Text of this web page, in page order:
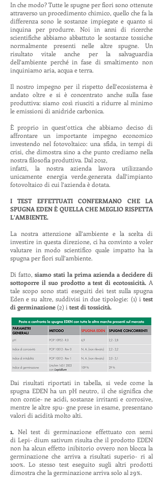
In che modo? Tutte le spugne per fiori sono ottenute
attraverso un procedimento chimico, quello che fa la
differenza sono le sostanze impiegate e quanto si
inquina per produrre. Noi in anni di ricerche
scientifiche abbiamo abbattuto le sostanze tossiche
normalmente presenti nelle altre spugne. Un
risultato vitale anche per la salvaguardia
dell’ambiente perché in fase di smaltimento non
inquiniamo aria, acqua e terra.
Il nostro impegno per il rispetto dell’ecosistema è
andato oltre e si è concentrato anche sulla fase
produttiva: siamo così riusciti a ridurre al minimo
le emissioni di anidride carbonica.
È proprio in quest’ottica che abbiamo deciso di
affrontare un importante impegno economico
investendo nel fotovoltaico: una sfida, in tempi di
crisi, che dimostra sino a che punto crediamo nella
nostra filosofia produttiva. Dal 2012,
infatti, la nostra azienda lavora utilizzando
unicamente energia verde.generata dall’impianto
fotovoltaico di cui l’azienda è dotata.
I TEST EFFETTUATI CONFERMANO CHE LA
SPUGNA EDEN È QUELLA CHE MEGLIO RISPETTA
L’AMBIENTE.
La nostra attenzione all’ambiente e la scelta di
investire in questa direzione, ci ha convinto a voler
valutare in modo scientifico quale impatto ha la
spugna per fiori sull’ambiente.
Di fatto, siamo stati la prima azienda a decidere di
sottoporre il suo prodotto a test di ecotossicità. A
tale scopo sono stati eseguiti dei test sulla spugna
Eden e su altre, suddivisi in due tipologie: (1) i test
di germinazione(2) i test di tossicità.
Dai risultati riportati in tabella, si vede come la
spugna EDEN ha un pH neutro, il che significa che
non contie- ne acidi, sostanze irritanti e corrosive,
mentre le altre spu- gne prese in esame, presentano
valori di acidità molto alti.
1. Nel test di germinazione effettuato con semi
di Lepi- dium sativum risulta che il prodotto EDEN
non ha alcun effetto inibitorio ovvero non blocca la
germinazione che arriva a risultati superio- ri al
100%. Lo stesso test eseguito sugli altri prodotti
dimostra che la germinazione arriva solo al 29%.